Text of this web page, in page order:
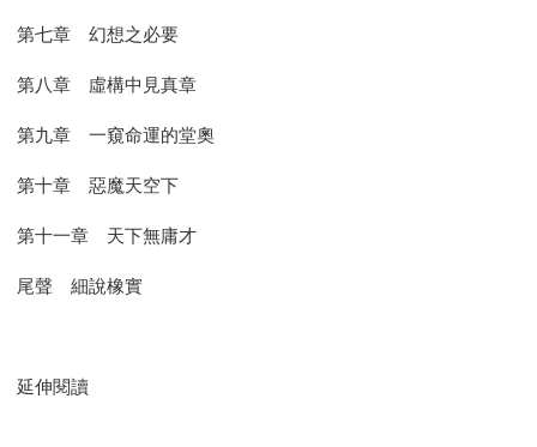
第七章 幻想之必要
第八章 虛構中見真章
第九章 一窺命運的堂奧
第十章 惡魔天空下
第十一章 天下無庸才
尾聲 細說橡實
延伸閱讀